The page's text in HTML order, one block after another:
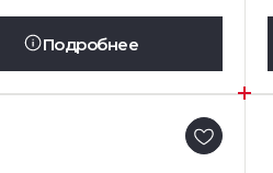
Подробнее